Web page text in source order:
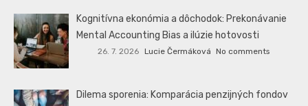
Kognitívna ekonómia a dôchodok: Prekonávanie
Mental Accounting Bias a ilúzie hotovosti
26. 7. 2026 Lucie Čermáková No comments
Dilema sporenia: Komparácia penzijných fondov